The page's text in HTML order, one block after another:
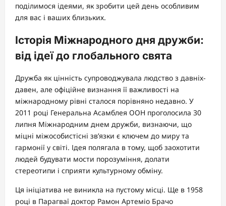
поділимося ідеями, як зробити цей день особливим
для вас і ваших близьких.
Історія Міжнародного дня дружби:
від ідеї до глобального свята
Дружба як цінність супроводжувала людство з давніх-
давен, але офіційне визнання її важливості на
міжнародному рівні сталося порівняно недавно. У
2011 році Генеральна Асамблея ООН проголосила 30
липня Міжнародним днем дружби, визнаючи, що
міцні міжособистісні зв’язки є ключем до миру та
гармонії у світі. Ідея полягала в тому, щоб заохотити
людей будувати мости порозуміння, долати
стереотипи і сприяти культурному обміну.
Ця ініціатива не виникла на пустому місці. Ще в 1958
році в Парагваї доктор Рамон Артеміо Брачо